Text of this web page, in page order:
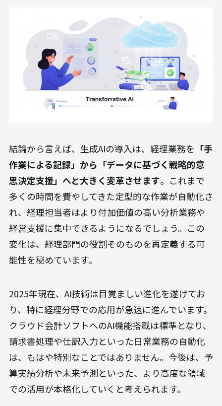
結論から言えば、生成AIの導入は、経理業務を 「手
作業による記録」から「データに基づく戦略的意
思決定支援」へと大きく変革させます。これまで
多くの時間を費やしてきた定型的な作業が自動化さ
れ、経理担当者はより付加価値の高い分析業務や
経営支援に集中できるようになるでしょう。この
変化は、経理部門の役割そのものを再定義する可
能性を秘めています。
2025年現在、AI技術は目覚ましい進化を遂げてお
り、特に経理分野での応用が急速に進んでいます。
クラウド会計ソフトへのAI機能搭載は標準となり、
請求書処理や仕訳入力といった日常業務の自動化
は、もはや特別なことではありません。今後は、予
算実績分析や未来予測といった、より高度な領域
での活用が本格化していくと考えられます。